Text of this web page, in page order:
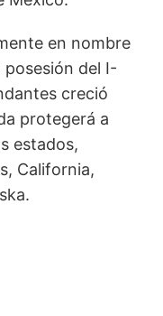
en nombre
posesión del I-
creció
protegerá a
estados,
California,